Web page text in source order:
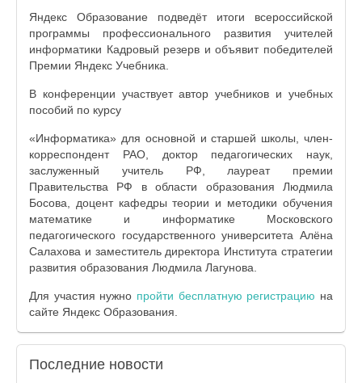
Яндекс Образование подведёт итоги всероссийской
программы профессионального развития учителей
информатики Кадровый резерв и объявит победителей
Премии Яндекс Учебника.
В конференции участвует автор учебников и учебных
пособий по курсу
«Информатика» для основной и старшей школы, член-
корреспондент РАО, доктор педагогических наук,
заслуженный учитель РФ, лауреат премии
Правительства РФ в области образования Людмила
Босова, доцент кафедры теории и методики обучения
математике и информатике Московского
педагогического государственного университета Алёна
Салахова и заместитель директора Института стратегии
развития образования Людмила Лагунова.
Для участия нужно пройти бесплатную регистрацию на
сайте Яндекс Образования.
Последние новости